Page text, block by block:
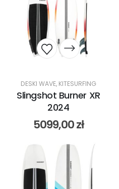
DESKI WAVE, KITESURFING
Slingshot Burner XR
2024
5099,00zł